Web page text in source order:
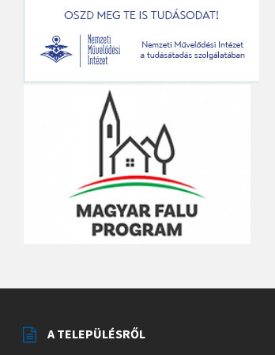
A TELEPÜLÉSRŐL